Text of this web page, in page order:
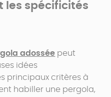
les spécificités
adossée peut
idées
principaux critères à
habiller une pergola,